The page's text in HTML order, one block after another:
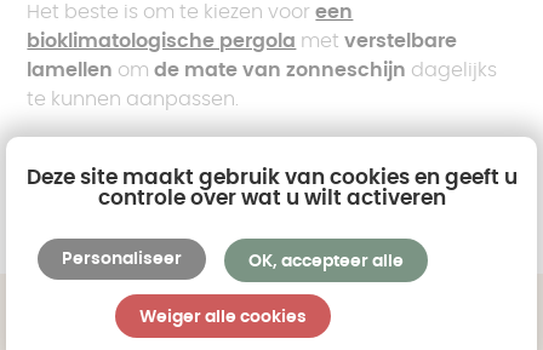
Het beste is om te kiezen vooreen
bioklimatologische pergola met verstelbare
lamellen omde mate van zonneschijn dagelijks
te kunnen aanpassen.
Hoe richt je je pergola in?
Deze site maakt gebruik van cookies en geeft u
controle over wat u wilt activeren
OK, accepteer alle
Weiger alle cookies
Personaliseer